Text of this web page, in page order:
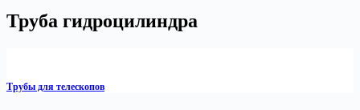
Труба гидроцилиндра
Трубы для телескопов